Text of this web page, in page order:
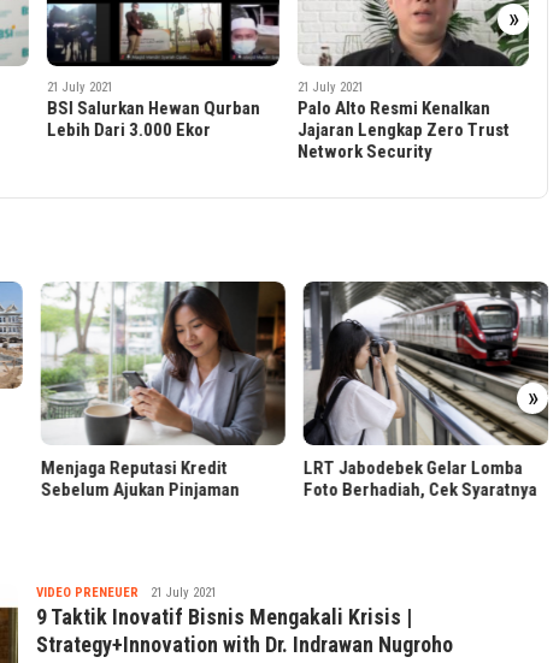
»
21 July 2021
Palo Alto Resmi Kenalkan
Jajaran Lengkap Zero Trust
21 July 2021
PT Karabha Didgaya Beri
Bantuan Hewan Kurban
»
LRT Jabodebek Gelar Lomba
Foto Berhadiah, Cek Syaratnya
Presiden Prabowo Tinjau
Hilirisasi Bioetanol PTPN I di
VIDEO PRENEUERNabila
21 July 2021
9 Taktik Inovatif Bisnis Mengakali Krisis |